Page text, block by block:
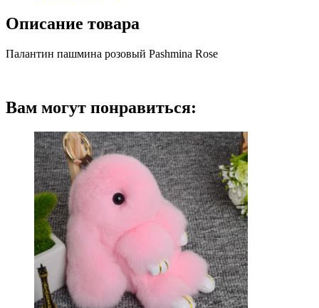
Описание товара
Палантин пашмина розовый Pashmina Rose
Вам могут понравиться: